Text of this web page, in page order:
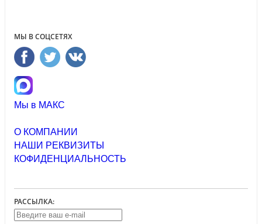
МЫ В СОЦСЕТЯХ
Мы в МАКС
О КОМПАНИИ
НАШИ РЕКВИЗИТЫ
КОФИДЕНЦИАЛЬНОСТЬ
РАССЫЛКА: